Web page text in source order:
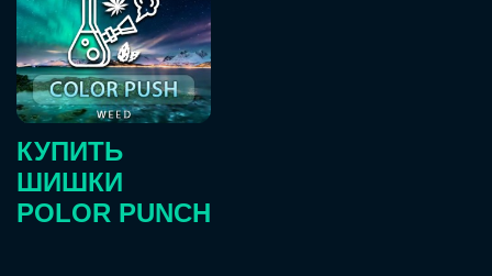
КУПИТЬ
ШИШКИ
POLOR PUNCH